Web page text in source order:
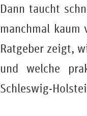
Dann taucht
manchmal
Ratgeber zeigt,
und welche
Schleswig-